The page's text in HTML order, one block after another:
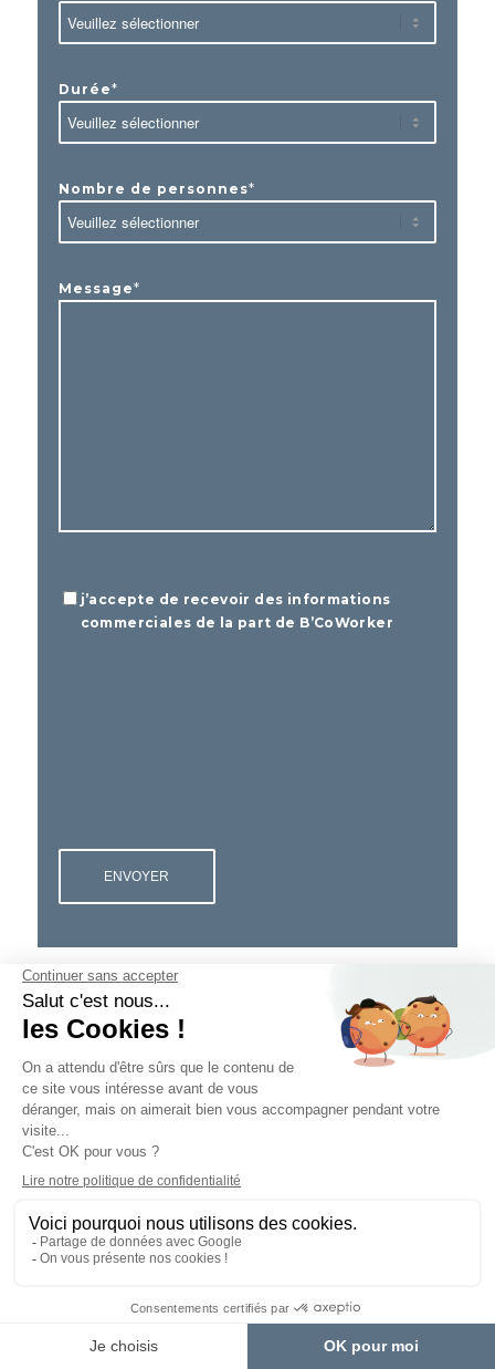
Durée*
Nombre de personnes*
Message*
Informations
commerciales
j’accepte de recevoir des informations
commerciales de la part de B’CoWorker